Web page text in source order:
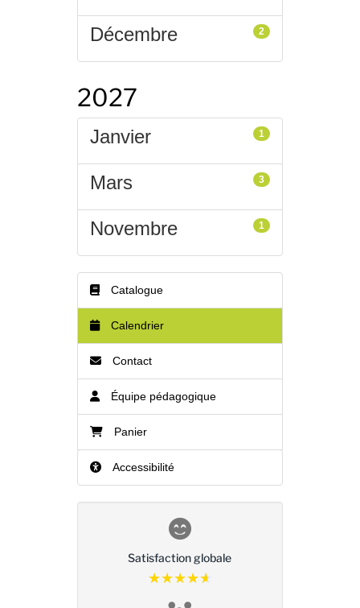
Décembre 2
2027
Janvier 1
Mars 3
Novembre 1
Catalogue
Calendrier
Contact
Équipe pédagogique
Panier
Accessibilité
Satisfaction globale
★★★★★
★★★★★